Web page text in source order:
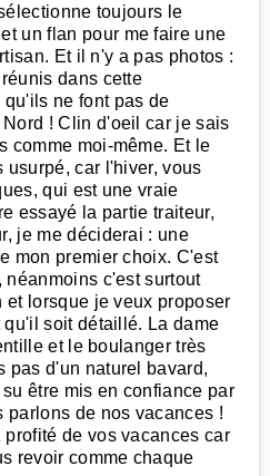
toujours le
un flan pour me faire une
Et il n'y a pas photos :
dans cette
ne font pas de
! Clin d'oeil car je sais
comme moi-même. Et le
usurpé, car l'hiver, vous
qui est une vraie
essayé la partie traiteur,
je me déciderai : une
mon premier choix. C'est
néanmoins c'est surtout
et lorsque je veux proposer
soit détaillé. La dame
et le boulanger très
pas d'un naturel bavard,
être mis en confiance par
parlons de nos vacances !
de vos vacances car
revoir comme chaque